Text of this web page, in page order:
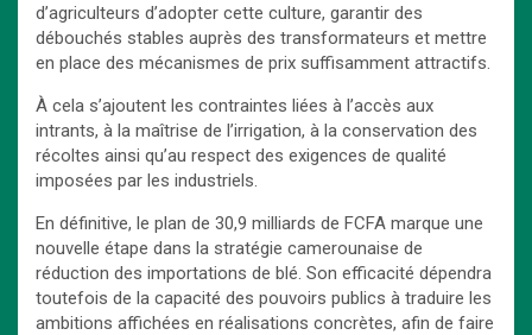
d’agriculteurs d’adopter cette culture, garantir des
débouchés stables auprès des transformateurs et mettre
en place des mécanismes de prix suffisamment attractifs.
À cela s’ajoutent les contraintes liées à l’accès aux
intrants, à la maîtrise de l’irrigation, à la conservation des
récoltes ainsi qu’au respect des exigences de qualité
imposées par les industriels.
En définitive, le plan de 30,9 milliards de FCFA marque une
nouvelle étape dans la stratégie camerounaise de
réduction des importations de blé. Son efficacité dépendra
toutefois de la capacité des pouvoirs publics à traduire les
ambitions affichées en réalisations concrètes, afin de faire